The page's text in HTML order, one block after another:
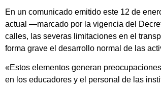
En un comunicado emitido este 12 de
actual —marcado por la vigencia del
calles, las severas limitaciones en el
forma grave el desarrollo normal de las
«Estos elementos generan
en los educadores y el personal de las